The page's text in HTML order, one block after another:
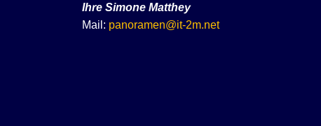
Ihre Simone Matthey
Mail: panoramen@it-2m.net